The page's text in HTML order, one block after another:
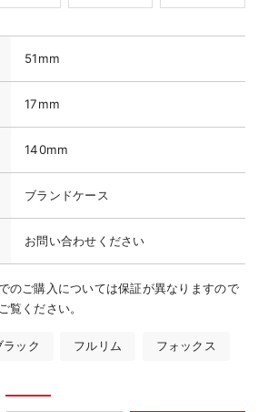
51mm
17mm
140mm
ブランドケース
お問い合わせください
のご購入については保証が異なりますので
覧ください。
ラック フルリム フォックス